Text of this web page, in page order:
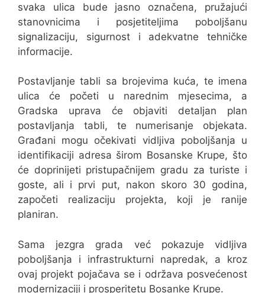
svaka ulica bude jasno označena, pružajući
stanovnicima i posjetiteljima poboljšanu
signalizaciju, sigurnost i adekvatne tehničke
informacije.
Postavljanje tabli sa brojevima kuća, te imena
ulica će početi u narednim mjesecima, a
Gradska uprava će objaviti detaljan plan
postavljanja tabli, te numerisanje objekata.
Građani mogu očekivati vidljiva poboljšanja u
identifikaciji adresa širom Bosanske Krupe, što
će doprinijeti pristupačnijem gradu za turiste i
goste, ali i prvi put, nakon skoro 30 godina,
započeti realizaciju projekta, koji je ranije
planiran.
Sama jezgra grada već pokazuje vidljiva
poboljšanja i infrastrukturni napredak, a kroz
ovaj projekt pojačava se i održava posvećenost
modernizaciji i prosperitetu Bosanke Krupe.